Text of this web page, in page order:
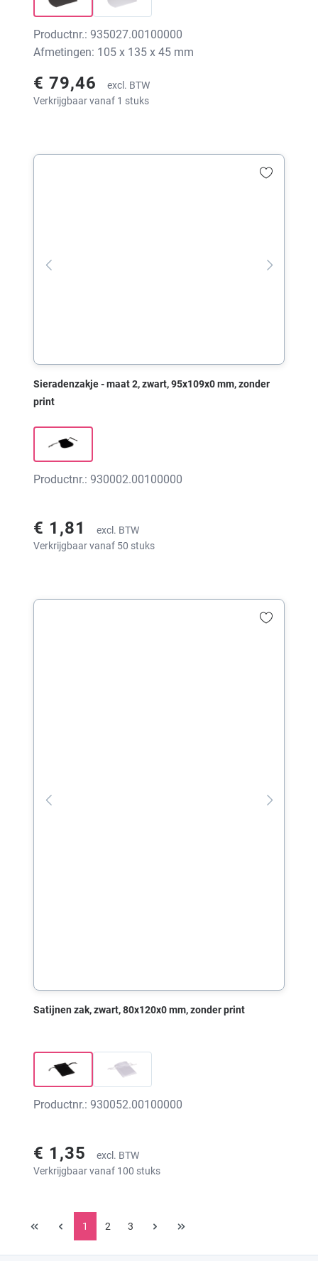
Productnr.: 935027.00100000
Afmetingen: 105 x 135 x 45 mm
€ 79,46
excl. BTW
Verkrijgbaar vanaf 1 stuks
Sieradenzakje - maat 2, zwart, 95x109x0 mm, zonder
print
Productnr.: 930002.00100000
€ 1,81
excl. BTW
Verkrijgbaar vanaf 50 stuks
Satijnen zak, zwart, 80x120x0 mm, zonder print
Productnr.: 930052.00100000
€ 1,35
excl. BTW
Verkrijgbaar vanaf 100 stuks
1 2 3